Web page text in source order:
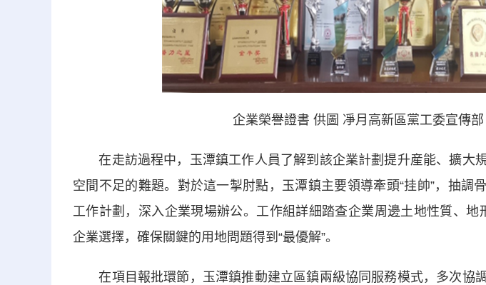
企業榮譽證書 供圖 凈月高新區黨工委宣傳部
在走訪過程中，玉潭鎮工作人員了解到該企業計劃提升産能、擴大
空間不足的難題。對於這一掣肘點，玉潭鎮主要領導牽頭“挂帥”，抽調
工作計劃，深入企業現場辦公。工作組詳細踏查企業周邊土地性質、地
企業選擇，確保關鍵的用地問題得到“最優解”。
在項目報批環節，玉潭鎮推動建立區鎮兩級協同服務模式，多次協調